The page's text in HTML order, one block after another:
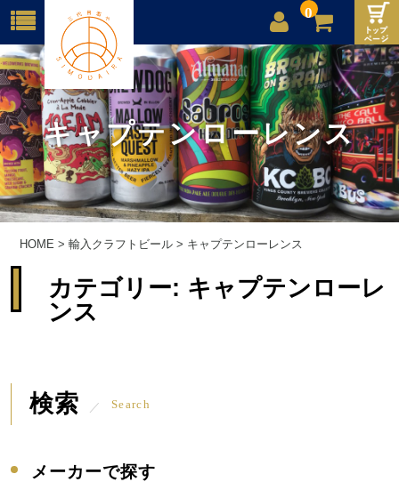
0
店舗案内
ご利用案内
送料
お問合せ
キャプテンローレンス
HOME >輸入クラフトビール > キャプテンローレンス
カテゴリー: キャプテンローレ
ンス
検索 Search
メーカーで探す